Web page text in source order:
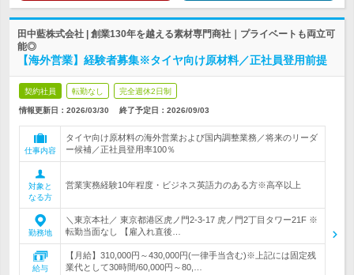
田中藍株式会社 | 創業130年を越える素材専門商社｜プライベートも両立可
能◎
【海外営業】経験者募集※タイヤ向け原材料／正社員登用前提
契約社員 転勤なし 完全週休2日制
情報更新日：2026/03/30 終了予定日： 2026/09/03
仕事内容
タイヤ向け原材料の海外営業および国内調整業務／将来のリーダ
ー候補／正社員登用率100％
対象と
なる方
営業実務経験10年程度・ビジネス英語力のある方※高卒以上
勤務地
＼東京本社／ 東京都港区虎ノ門2-3-17 虎ノ門2丁目タワー21F ※
転勤当面なし 【雇入れ直後…
給与
【月給】310,000円～430,000円(一律手当含む)※上記には固定残
業代として30時間/60,000円～80,…